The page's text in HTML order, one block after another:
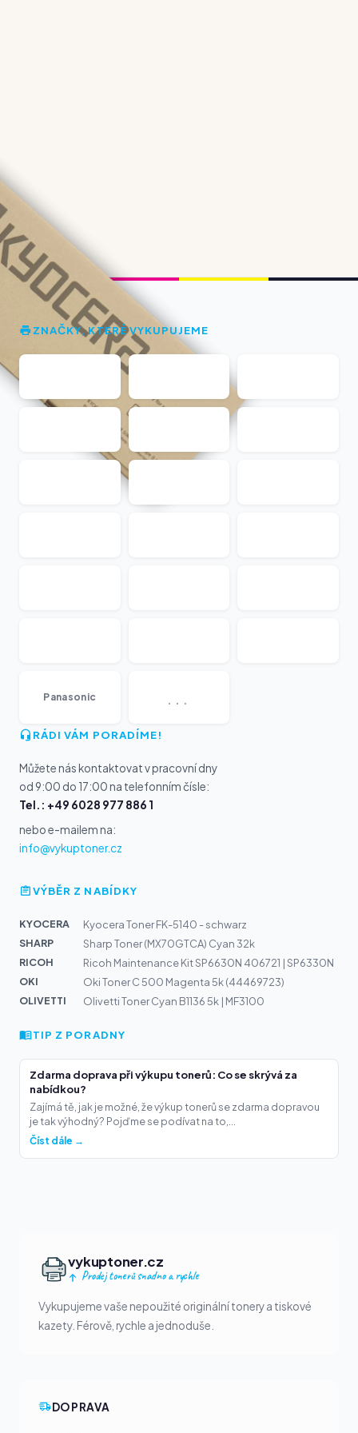
ZNAČKY, KTERÉ VYKUPUJEME
Panasonic ...
RÁDI VÁM PORADÍME!
Můžete nás kontaktovat v pracovní dny
od 9:00 do 17:00 na telefonním čísle:
Tel.: +49 6028 977 886 1
nebo e-mailem na:
info@vykuptoner.cz
VÝBĚR Z NABÍDKY
KYOCERA
Kyocera Toner FK-5140 - schwarz
SHARP
Sharp Toner (MX70GTCA) Cyan 32k
RICOH
Ricoh Maintenance Kit SP6630N 406721 | SP6330N
OKI
Oki Toner C 500 Magenta 5k (44469723)
OLIVETTI
Olivetti Toner Cyan B1136 5k | MF3100
TIP Z PORADNY
Zdarma doprava při výkupu tonerů: Co se skrývá za
nabídkou?
Zajímá tě, jak je možné, že výkup tonerů se zdarma dopravou
je tak výhodný? Pojďme se podívat na to,...
Číst dále →
vykuptoner.cz
Prodej tonerů snadno a rychle
Vykupujeme vaše nepoužité originální tonery a tiskové
kazety. Férově, rychle a jednoduše.
DOPRAVA